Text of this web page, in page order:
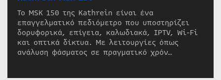
Το MSK 150 της Kathrein είναι ένα
επαγγελματικό πεδιόμετρο που υποστηρίζει
δορυφορικά, επίγεια, καλωδιακά, IPTV, Wi-Fi
και οπτικά δίκτυα. Με λειτουργίες όπως
ανάλυση φάσματος σε πραγματικό χρόν…